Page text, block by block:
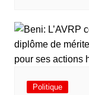
Politique